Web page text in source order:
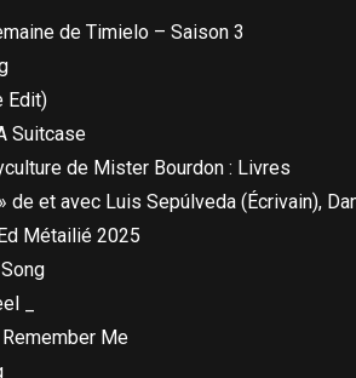
de Timielo – Saison 3
Edit)
Suitcase
de Mister Bourdon : Livres
de et avec Luis Sepúlveda (Écrivain),
Métailié 2025
_
Me